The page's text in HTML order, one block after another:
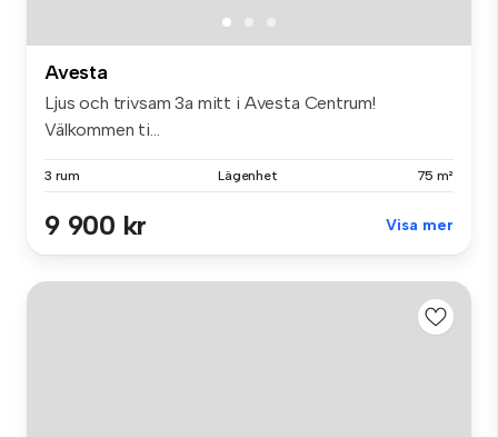
Avesta
Ljus och trivsam 3a mitt i Avesta Centrum!
Välkommen ti...
3 rum Lägenhet 75 m²
9 900 kr Visa mer